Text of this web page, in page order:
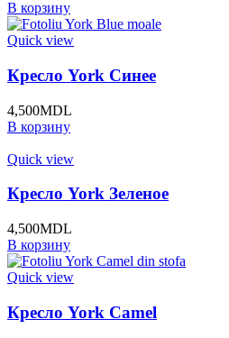
В корзину
Quick view
Кресло York Синее
4,500MDL
В корзину
Quick view
Кресло York Зеленое
4,500MDL
В корзину
Quick view
Кресло York Camel